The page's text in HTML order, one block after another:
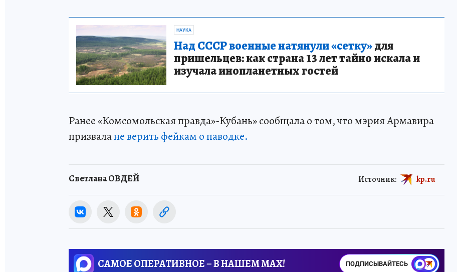
НАУКА
Над СССР военные натянули «сетку»для
пришельцев: как страна 13 лет тайно искала и
изучала инопланетных гостей
Ранее «Комсомольская правда»-Кубань» сообщала о том, что мэрия Армавира
призвалане верить фейкам о паводке.
Светлана ОВДЕЙ Источник: kp.ru
САМОЕ ОПЕРАТИВНОЕ – В НАШЕМ MAX! ПОДПИСЫВАЙТЕСЬ